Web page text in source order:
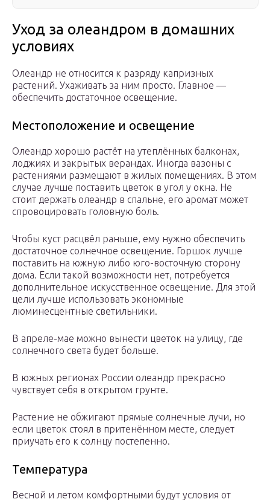
Уход за олеандром в домашних
условиях
Олеандр не относится к разряду капризных
растений. Ухаживать за ним просто. Главное —
обеспечить достаточное освещение.
Местоположение и освещение
Олеандр хорошо растёт на утеплённых балконах,
лоджиях и закрытых верандах. Иногда вазоны с
растениями размещают в жилых помещениях. В этом
случае лучше поставить цветок в угол у окна. Не
стоит держать олеандр в спальне, его аромат может
спровоцировать головную боль.
Чтобы куст расцвёл раньше, ему нужно обеспечить
достаточное солнечное освещение. Горшок лучше
поставить на южную либо юго-восточную сторону
дома. Если такой возможности нет, потребуется
дополнительное искусственное освещение. Для этой
цели лучше использовать экономные
люминесцентные светильники.
В апреле-мае можно вынести цветок на улицу, где
солнечного света будет больше.
В южных регионах России олеандр прекрасно
чувствует себя в открытом грунте.
Растение не обжигают прямые солнечные лучи, но
если цветок стоял в притенённом месте, следует
приучать его к солнцу постепенно.
Температура
Весной и летом комфортными будут условия от